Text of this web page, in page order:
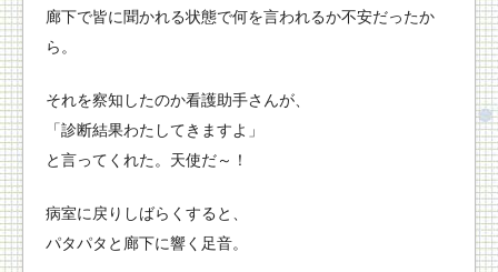
廊下で皆に聞かれる状態で何を言われるか不安だったか
ら。
それを察知したのか看護助手さんが、
「診断結果わたしてきますよ」
と言ってくれた。天使だ～！
病室に戻りしばらくすると、
パタパタと廊下に響く足音。